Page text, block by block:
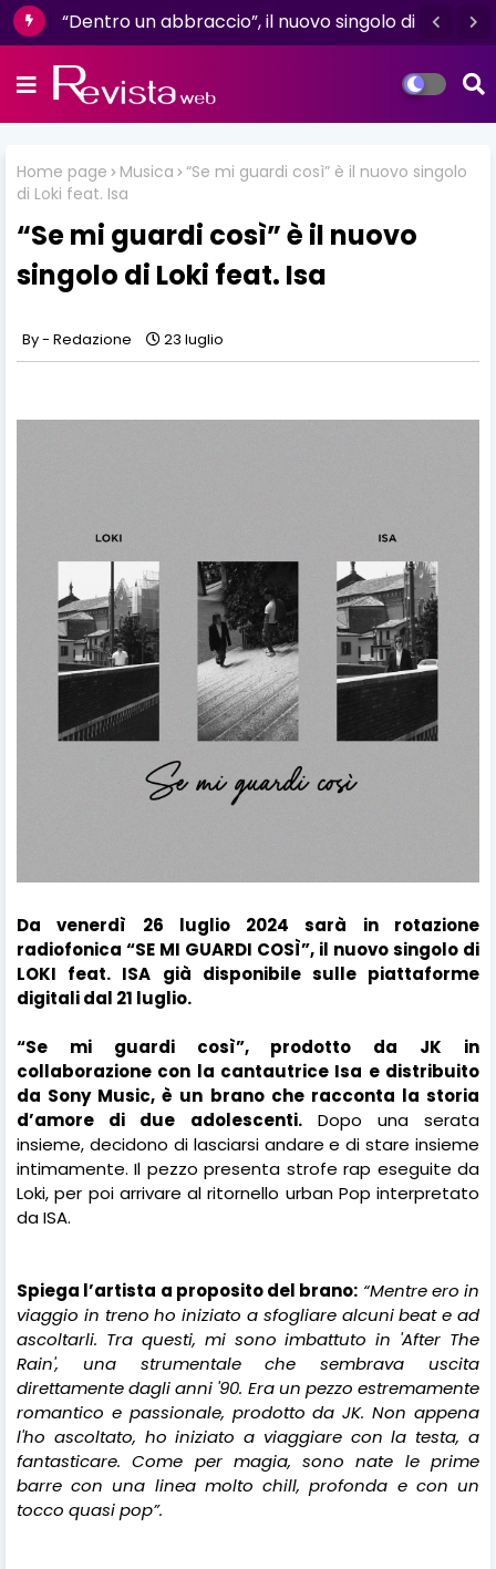
“Dentro un abbraccio”, il nuovo singolo di
"L'amore non il sangue": un racconto di
Luisa D'Amico
Home page Musica “Se mi guardi così” è il nuovo singolo
di Loki feat. Isa
“Se mi guardi così” è il nuovo
singolo di Loki feat. Isa
Redazione 23 luglio
Da venerdì 26 luglio 2024 sarà in rotazione
radiofonica “SE MI GUARDI COSÌ”, il nuovo singolo di
LOKI feat. ISA già disponibile sulle piattaforme
digitali dal 21 luglio.
“Se mi guardi così”, prodotto da JK in
collaborazione con la cantautrice Isa e distribuito
da Sony Music, è un brano che racconta la storia
d’amore di due adolescenti.Dopo una serata
insieme, decidono di lasciarsi andare e di stare insieme
intimamente. Il pezzo presenta strofe rap eseguite da
Loki, per poi arrivare al ritornello urban Pop interpretato
da ISA.
Spiega l’artista a proposito del brano: “Mentre ero in
viaggio in treno ho iniziato a sfogliare alcuni beat e ad
ascoltarli. Tra questi, mi sono imbattuto in 'After The
Rain', una strumentale che sembrava uscita
direttamente dagli anni '90. Era un pezzo estremamente
romantico e passionale, prodotto da JK. Non appena
l'ho ascoltato, ho iniziato a viaggiare con la testa, a
fantasticare. Come per magia, sono nate le prime
barre con una linea molto chill, profonda e con un
tocco quasi pop”.